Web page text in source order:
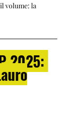
volume: la
2025: